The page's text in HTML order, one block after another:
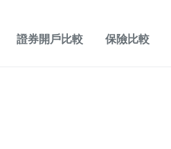
證券開戶比較 保險比較